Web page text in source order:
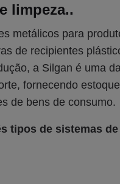
limpeza..
metálicos para
de recipientes
a Silgan é uma
fornecendo
de bens de consumo.
tipos de sistemas